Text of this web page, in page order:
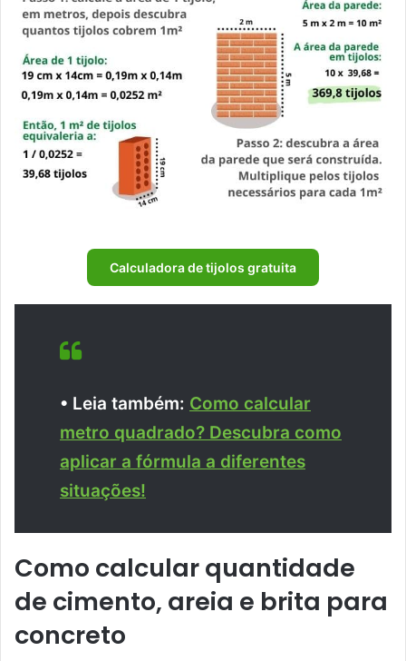
Calculadora de tijolos gratuita
• Leia também: Como calcular
metro quadrado? Descubra como
aplicar a fórmula a diferentes
situações!
Como calcular quantidade
de cimento, areia e brita para
concreto